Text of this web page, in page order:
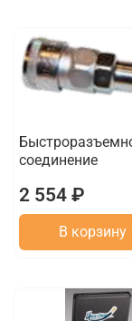
соединение
2 554 ₽
В корзину